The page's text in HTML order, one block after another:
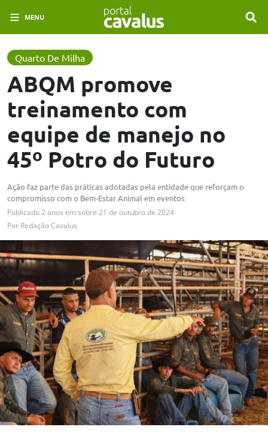
MENU
Quarto De Milha
ABQM promove
treinamento com
equipe de manejo no
45º Potro do Futuro
Ação faz parte das práticas adotadas pela entidade que reforçam o
compromisso com o Bem-Estar Animal em eventos
Publicado2 anos em sobre 21 de outubro de 2024
Por Redação Cavalus